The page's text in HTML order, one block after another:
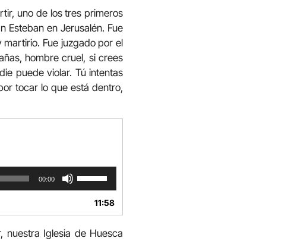
uno de los tres primeros
Esteban en Jerusalén. Fue
Fue juzgado por el
hombre cruel, si crees
puede violar. Tú intentas
tocar lo que está dentro,
00:00
arriba/abajo
11:58
nuestra Iglesia de Huesca